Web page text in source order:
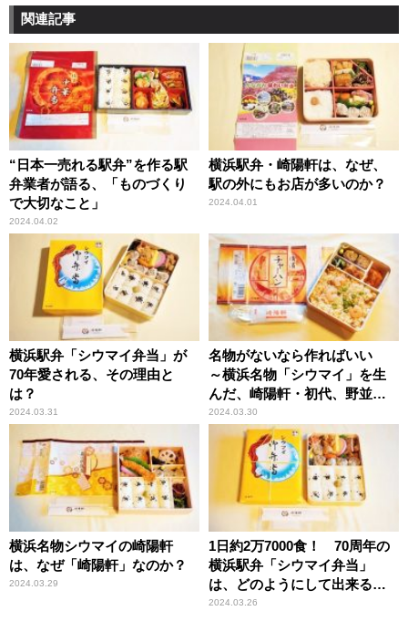
関連記事
“日本一売れる駅弁”を作る駅
弁業者が語る、「ものづくり
で大切なこと」
2024.04.02
横浜駅弁・崎陽軒は、なぜ、
駅の外にもお店が多いのか？
2024.04.01
横浜駅弁「シウマイ弁当」が
70年愛される、その理由と
は？
2024.03.31
名物がないなら作ればいい
～横浜名物「シウマイ」を生
んだ、崎陽軒・初代、野並茂
吉の精神とは？
2024.03.30
横浜名物シウマイの崎陽軒
は、なぜ「崎陽軒」なのか？
2024.03.29
1日約2万7000食！ 70周年の
横浜駅弁「シウマイ弁当」
は、どのようにして出来るの
か？
2024.03.26